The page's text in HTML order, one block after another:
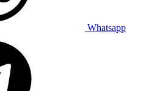
Whatsapp